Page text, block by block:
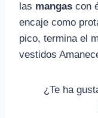
las mangas con
encaje como
pico, termina el
vestidos
¿Te ha